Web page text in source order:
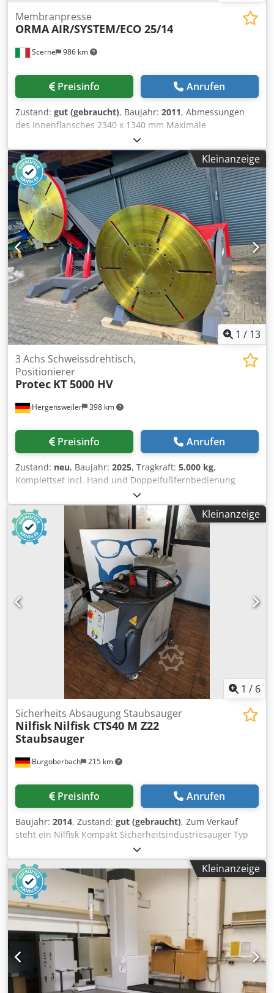
Scerne 986 km
Membranpresse
ORMAAIR/SYSTEM/ECO 25/14
Preisinfo Anrufen
Zustand: gut (gebraucht), Baujahr: 2011, Abmessungen
des Innenflansches 2340 x 1340 mm Maximale
Abmessungen der Platte (20 mm dick) 2340 x 1240 mm
Höhe der Arbeitskammer 60 mm Gesamtschubkraft 300 t
Maximaler spezifischer Arbeitsdruck 5 kg/cm2
Presszylinder N°6 Durchmesser 140 mm Hub 250 mm
Dksdpfx Aetwba Sebver Untere bewegliche Platte
(Schließbewegung von unten nach oben) Öffnung
zwischen den Pressentischen 230 mm Seitliche Belastung
1400 mm Pvc-Rollenabwickler Doppelter Ladetisch
Kleinanzeige
1 / 13
Hergensweiler 398 km
3 Achs Schweissdrehtisch,
Positionierer
Protec KT 5000 HV
Preisinfo Anrufen
Zustand: neu, Baujahr: 2025, Tragkraft: 5.000 kg,
Komplettset incl. Hand und Doppelfußfernbedienung
Digitalanzeige für Geschwindigkeit Hydraulische
höhenverstellung Maße: höhe gekippt min: 800mm höhe
gekippt max: 1900mm höhe waagrecht min: 1050mm höhe
waagrecht max: 2000mm Durchmesser der
Aufspannscheibe 1500mm Länge 2900mm, Breite 1400mm
Gewicht 3200 Kg Dksdpfxel Dq U Ue Abvjr Geschwindigkeit
von 0,01 bis ca. 0,9 U/min. CE Zert
Kleinanzeige
1 / 6
Burgoberbach 215 km
Sicherheits Absaugung Staubsauger
Nilfisk Nilfisk CTS40 M Z22
Staubsauger
Preisinfo Anrufen
Baujahr: 2014, Zustand: gut (gebraucht), Zum Verkauf
steht ein Nilfisk Kompakt Sicherheitsindustriesauger Typ
CTS40 M Z22 400 C 4 kW 9 A 50 Hz 114 kg Ex-geschützt Der
Sauger ist in einem guten Zustand und Sofort einsatzfähig
Maschinen An- / Verkauf KAUF / VERKAUF VON
PRODUKTIONS- & METALLBEARBEITUNGSMASCHINEN
UVM. Dkodpfxohu Sf Hs Abvsr Sie benötigen eine
hochwertige, aber preiswerte
Metallbearbeitungsmaschine für Ihre Fertigung? Oder
wollen Sie Ihre verkaufen? Für weitere Infos- oder
Kontaktmöglichkeiten besuchen Sie uns auf unserer
Webseite
Kleinanzeige